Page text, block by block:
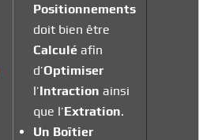
Positionnements
doit bien être
Calculé afin
d’Optimiser
l’Intraction ainsi
que l’Extration.
Un Boîtier